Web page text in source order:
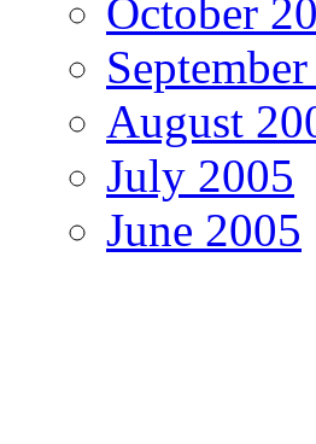
October
August
July 2005
June 2005